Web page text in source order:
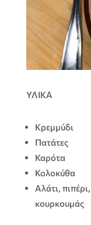
ΥΛΙΚΑ
Κρεμμύδι
Πατάτες
Καρότα
Κολοκύθα
Αλάτι,
κουρκουμάς